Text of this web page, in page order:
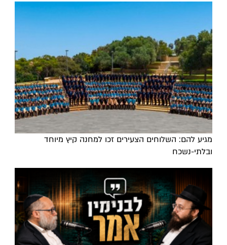
מגיע להם: השלוחים הצעירים זכו למחנה קיץ מיוחד
ובלתי-נשכח